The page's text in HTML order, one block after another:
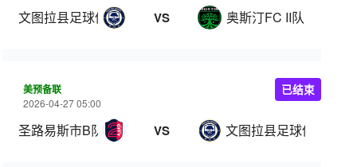
文图拉县足球俱乐部 VS 奥斯汀FC II队
美预备联
2026-04-27 05:00
圣路易斯市B队 VS 文图拉县足球俱乐部
已结束